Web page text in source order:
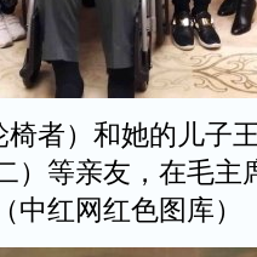
者）和她的儿子
）等亲友，在毛主
中红网红色图库）